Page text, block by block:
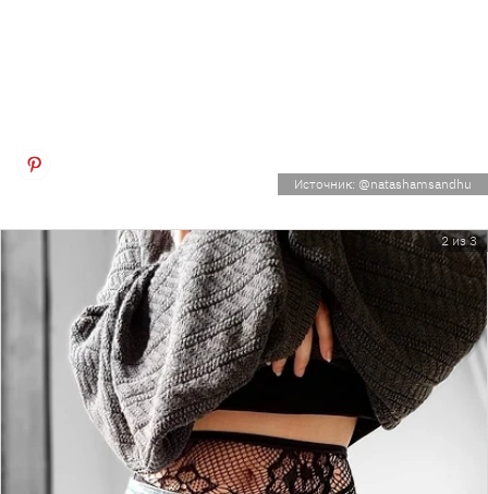
Источник: @natashamsandhu
2 из 3